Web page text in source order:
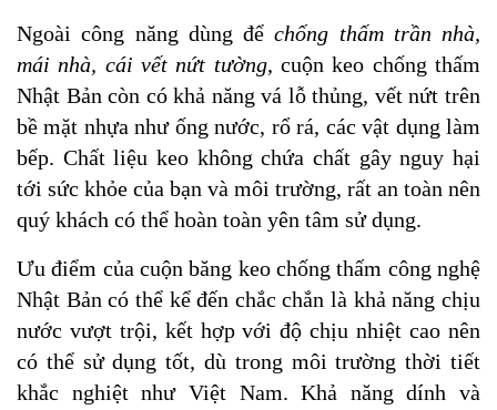
Ngoài công năng dùng để chống thấm trần nhà,
mái nhà, cái vết nứt tường, cuộn keo chống thấm
Nhật Bản còn có khả năng vá lỗ thủng, vết nứt trên
bề mặt nhựa như ống nước, rổ rá, các vật dụng làm
bếp. Chất liệu keo không chứa chất gây nguy hại
tới sức khỏe của bạn và môi trường, rất an toàn nên
quý khách có thể hoàn toàn yên tâm sử dụng.
Ưu điểm của cuộn băng keo chống thấm công nghệ
Nhật Bản có thể kể đến chắc chắn là khả năng chịu
nước vượt trội, kết hợp với độ chịu nhiệt cao nên
có thể sử dụng tốt, dù trong môi trường thời tiết
khắc nghiệt như Việt Nam. Khả năng dính và